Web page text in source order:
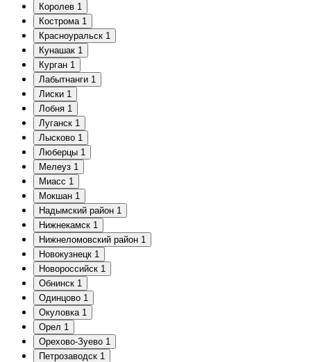
Королев 1
Кострома 1
Красноуральск 1
Кунашак 1
Курган 1
Лабытнанги 1
Лиски 1
Лобня 1
Луганск 1
Лысково 1
Люберцы 1
Мелеуз 1
Миасс 1
Мокшан 1
Надымский район 1
Нижнекамск 1
Нижнеломовский район 1
Новокузнецк 1
Новороссийск 1
Обнинск 1
Одинцово 1
Окуловка 1
Орел 1
Орехово-Зуево 1
Петрозаводск 1